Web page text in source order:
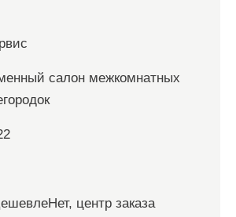
салон межкомнатных
центр заказа